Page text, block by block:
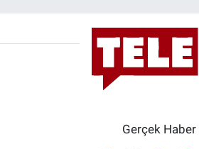
Gerçek Haber